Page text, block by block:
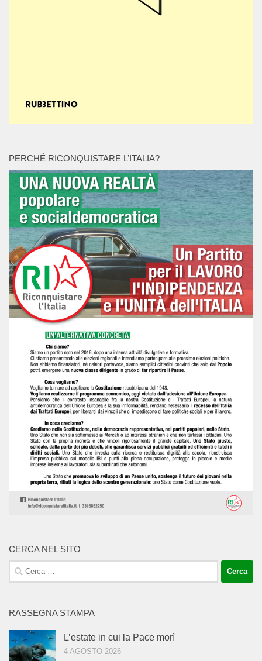
PERCHÉ RICONQUISTARE L’ITALIA?
CERCA NEL SITO
Ricerca
per:
RASSEGNA STAMPA
L’estate in cui la Pace morì
4 AGOSTO 2026